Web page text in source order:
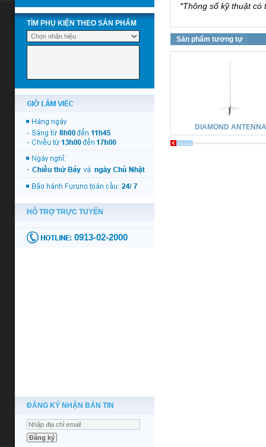
TÌM PHỤ KIỆN THEO SẢN PHẨM
ĐĂNG KÝ NHẬN BẢN TIN
*Thông số kỹ thuật
Sản phẩm tương tự
DIAMOND